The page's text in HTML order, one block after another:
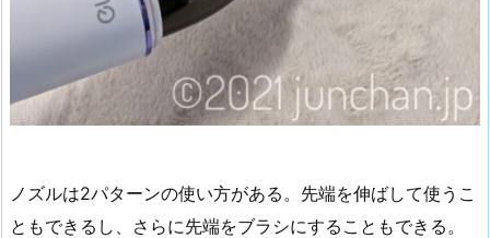
ノズルは2パターンの使い方がある。先端を伸ばして使うこ
ともできるし、さらに先端をブラシにすることもできる。